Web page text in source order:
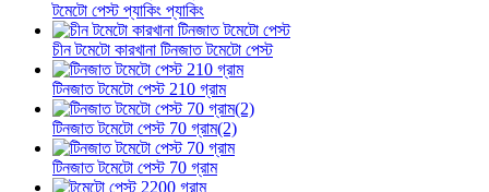
টমেটো পেস্ট প্যাকিং প্যাকিং
চীন টমেটো কারখানা টিনজাত টমেটো পেস্ট
টিনজাত টমেটো পেস্ট 210 গ্রাম
টিনজাত টমেটো পেস্ট 70 গ্রাম(2)
টিনজাত টমেটো পেস্ট 70 গ্রাম